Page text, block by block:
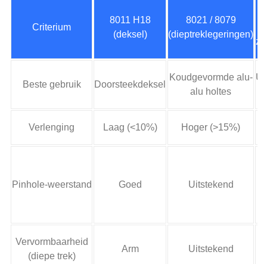
Criterium
8011 H18
(deksel)
8021 / 8079
(dieptreklegeringen)
Beste gebruik Doorsteekdeksel
Koudgevormde alu-
alu holtes
Verlenging Laag (<10%) Hoger (>15%)
Pinhole-weerstand Goed Uitstekend
Vervormbaarheid
(diepe trek)
Arm Uitstekend